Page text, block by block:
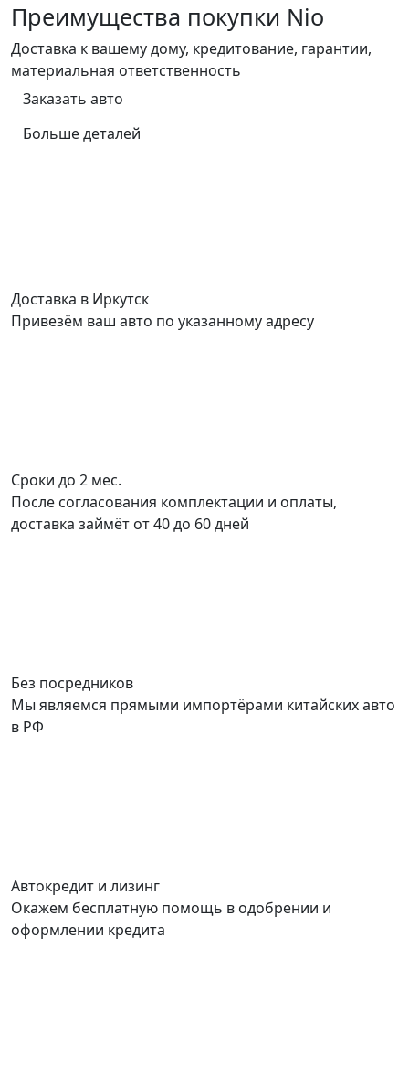
Преимущества покупки Nio
Доставка к вашему дому, кредитование, гарантии,
материальная ответственность
Заказать авто
Больше деталей
Доставка в Иркутск
Привезём ваш авто по указанному адресу
Сроки до 2 мес.
После согласования комплектации и оплаты,
доставка займёт от 40 до 60 дней
Без посредников
Мы являемся прямыми импортёрами китайских авто
в РФ
Автокредит и лизинг
Окажем бесплатную помощь в одобрении и
оформлении кредита